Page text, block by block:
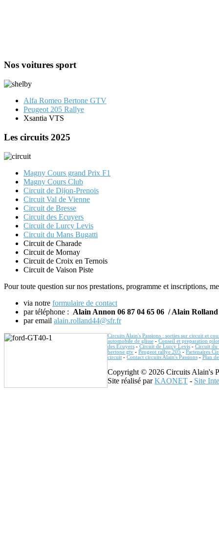
Nos voitures sport
Alfa Romeo Bertone GTV
Peugeot 205 Rallye
Xsantia VTS
Les circuits 2025
Magny Cours grand Prix F1
Magny Cours Club
Circuit de Dijon-Prenois
Circuit Val de Vienne
Circuit de Bresse
Circuit des Ecuyers
Circuit de Lurcy Levis
Circuit du Mans Bugatti
Circuit de Charade
Circuit de Mornay
Circuit de Croix en Ternois
Circuit de Vaison Piste
Pour toute question sur nos prestations, programme et inscriptions,
via notre formulaire de contact
par téléphone : Alain Annon 06 87 04 65 06 / Alain Rolland
par email alain.rolland44@sfr.fr
Circuits Alain's Passions : sorties sur circuit et
automobile de glisse - Conseil et preparation
des Ecuyers - Circuit de Lurcy Levis - Circuit du
bertone gtv - Peugeot rallye 205 - Partenaires
circuit - Contact circuits Alain's Passions - Plan
Copyright © 2026 Circuits Alain's
Site réalisé parKAONET - Site